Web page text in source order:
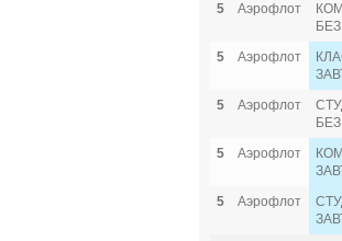
5
Аэрофлот
5
Аэрофлот
5
Аэрофлот
5
Аэрофлот
5
Аэрофлот